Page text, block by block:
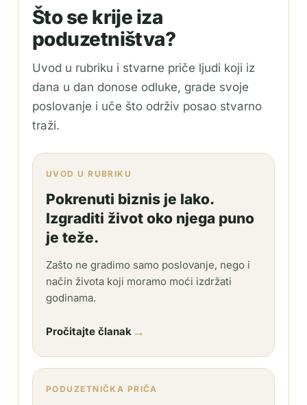
Što se krije iza
poduzetništva?
Uvod u rubriku i stvarne priče ljudi koji iz
dana u dan donose odluke, grade svoje
poslovanje i uče što održiv posao stvarno
traži.
UVOD U RUBRIKU
Pokrenuti biznis je lako.
Izgraditi život oko njega puno
je teže.
Zašto ne gradimo samo poslovanje, nego i
način života koji moramo moći izdržati
godinama.
Pročitajte članak →
PODUZETNIČKA PRIČA